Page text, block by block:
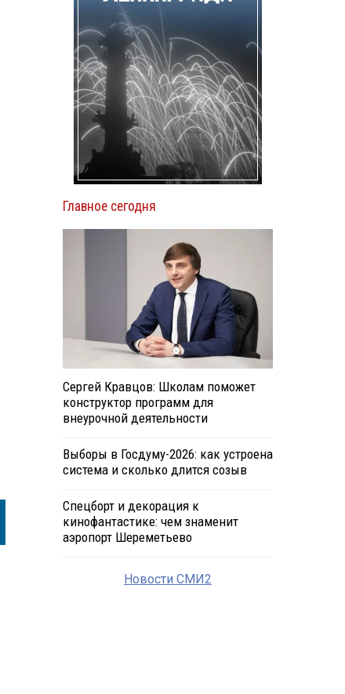
Главное сегодня
Сергей Кравцов: Школам поможет
конструктор программ для
внеурочной деятельности
Выборы в Госдуму-2026: как устроена
система и сколько длится созыв
Спецборт и декорация к
кинофантастике: чем знаменит
аэропорт Шереметьево
Новости СМИ2